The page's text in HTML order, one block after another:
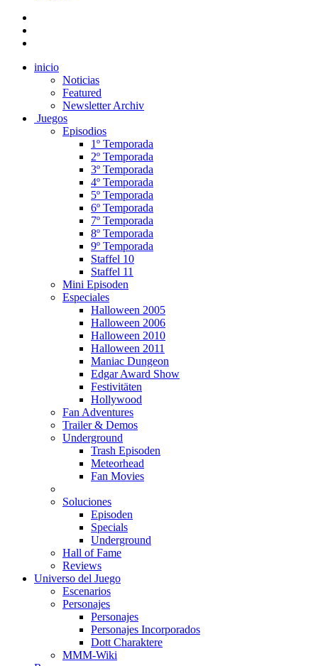
inicio
Noticias
Featured
Newsletter Archiv
Juegos
Episodios
1º Temporada
2º Temporada
3º Temporada
4º Temporada
5º Temporada
6º Temporada
7º Temporada
8º Temporada
9º Temporada
Staffel 10
Staffel 11
Mini Episoden
Especiales
Halloween 2005
Halloween 2006
Halloween 2010
Halloween 2011
Maniac Dungeon
Edgar Award Show
Festivitäten
Hollywood
Fan Adventures
Trailer & Demos
Underground
Trash Episoden
Meteorhead
Fan Movies
Soluciones
Episoden
Specials
Underground
Hall of Fame
Reviews
Universo del Juego
Escenarios
Personajes
Personajes
Personajes Incorporados
Dott Charaktere
MMM-Wiki